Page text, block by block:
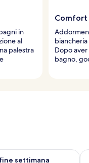
in
al
palestra
Comfort
Dopo
bagno,
settimana
per questo fine